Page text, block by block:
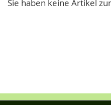
Sie haben keine Artikel